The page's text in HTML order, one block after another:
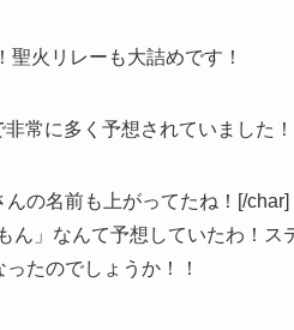
火リレーも大詰めです！
常に多く予想されていました！
の名前も上がってたね！[/char]
ん」なんて予想していたわ！ス
たのでしょうか！！